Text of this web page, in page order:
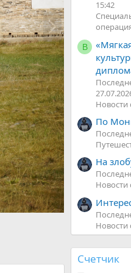
В
п
е
р
ё
д
15:42
В
Новости
По
На
Новости
Новости
Счетчик